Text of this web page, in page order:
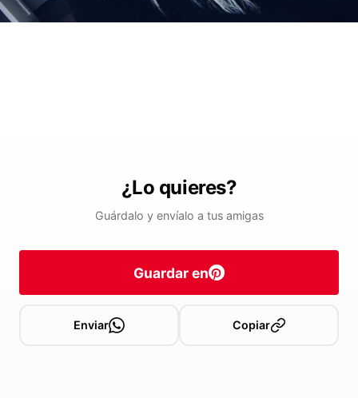
¿Lo quieres?
Guárdalo y envíalo a tus amigas
Guardar en
Enviar Copiar